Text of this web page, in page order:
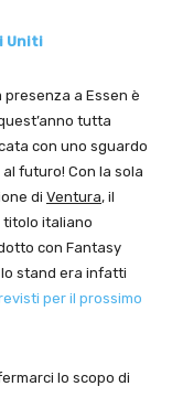
Uniti
presenza a Essen è
tutta
con uno sguardo
futuro! Con la sola
di Ventura, il
titolo italiano
con Fantasy
lo stand era infatti
per il prossimo
lo scopo di